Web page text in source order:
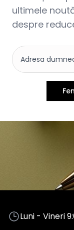
ultimele
despre
Luni - Vineri